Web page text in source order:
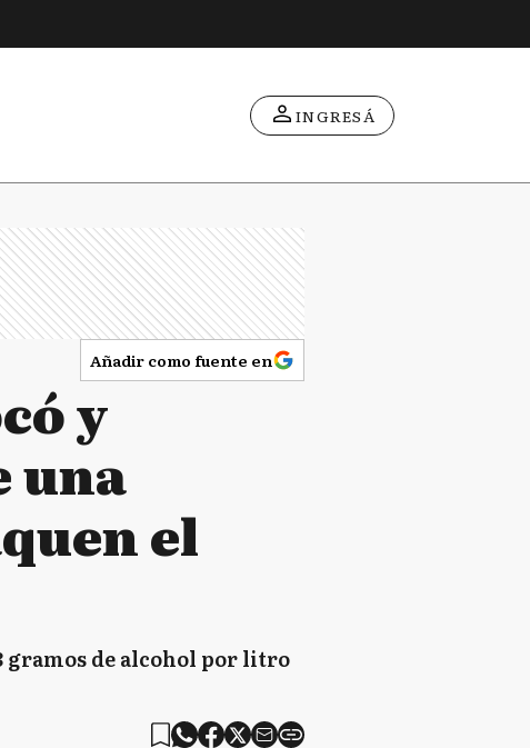
INGRESÁ
Añadir como fuente en
y
una
el
gramos de alcohol por litro